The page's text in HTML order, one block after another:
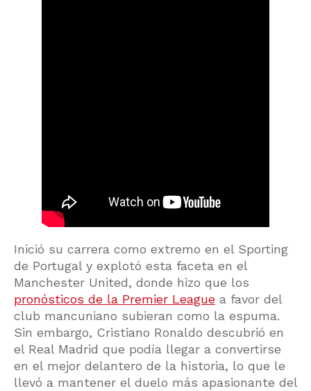
Inició su carrera como extremo en el Sporting
de Portugal y explotó esta faceta en el
Manchester United, donde hizo que los
pronósticos de la Premier League a favor del
club mancuniano subieran como la espuma.
Sin embargo, Cristiano Ronaldo descubrió en
el Real Madrid que podía llegar a convertirse
en el mejor delantero de la historia, lo que le
llevó a mantener el duelo más apasionante del